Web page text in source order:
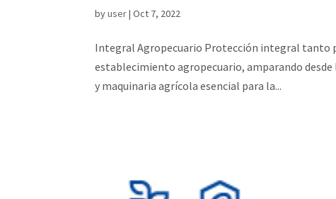
byuser|Oct 7, 2022
Integral Agropecuario Protección integral tanto
establecimiento agropecuario, amparando
y maquinaria agrícola esencial para la...